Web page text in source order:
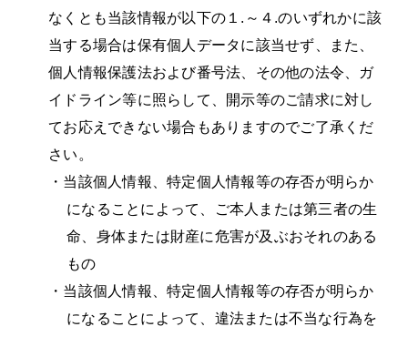
なくとも当該情報が以下の１.～４.のいずれかに該
当する場合は保有個人データに該当せず、また、
個人情報保護法および番号法、その他の法令、ガ
イドライン等に照らして、開示等のご請求に対し
てお応えできない場合もありますのでご了承くだ
さい。
・ 当該個人情報、特定個人情報等の存否が明らか
になることによって、ご本人または第三者の生
命、身体または財産に危害が及ぶおそれのある
もの
・ 当該個人情報、特定個人情報等の存否が明らか
になることによって、違法または不当な行為を